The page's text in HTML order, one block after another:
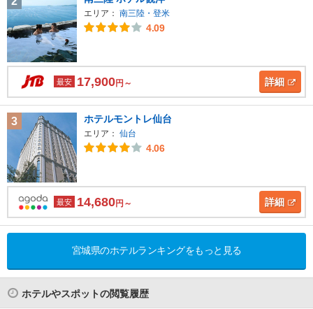
エリア： 南三陸・登米
4.09
最安 17,900円～ 詳細
3 ホテルモントレ仙台
エリア： 仙台
4.06
最安 14,680円～ 詳細
宮城県のホテルランキングをもっと見る
ホテルやスポットの閲覧履歴